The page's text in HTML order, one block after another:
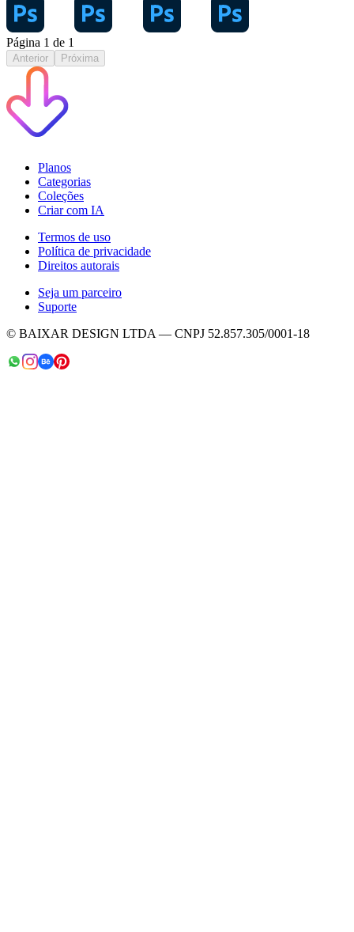
Página 1 de 1
Anterior Próxima
Planos
Categorias
Coleções
Criar com IA
Termos de uso
Política de privacidade
Direitos autorais
Seja um parceiro
Suporte
© BAIXAR DESIGN LTDA — CNPJ 52.857.305/0001-18